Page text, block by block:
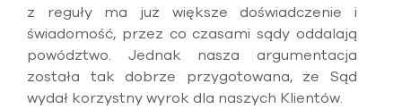
z reguły ma już większe doświadczenie i
świadomość, przez co czasami sądy oddalają
powództwo. Jednak nasza argumentacja
została tak dobrze przygotowana, że Sąd
wydał korzystny wyrok dla naszych Klientów.